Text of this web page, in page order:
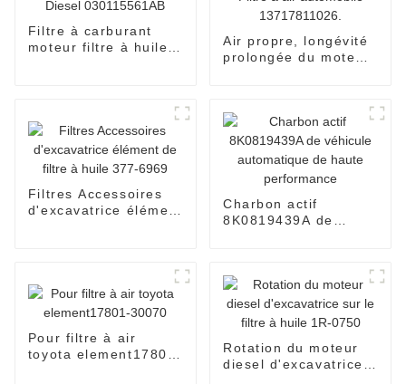
Filtre à carburant
moteur filtre à huile
Air propre, longévité
prolongée du moteur
Filtres Accessoires
d'excavatrice élément
Charbon actif
8K0819439A de
Pour filtre à air
toyota element17801-
Rotation du moteur
diesel d'excavatrice